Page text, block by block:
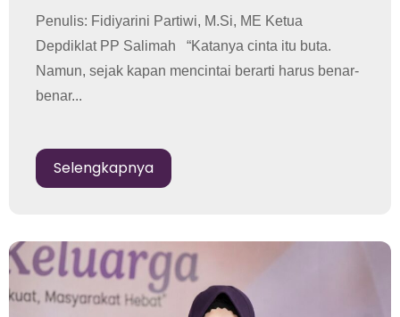
Penulis: Fidiyarini Partiwi, M.Si, ME Ketua
Depdiklat PP Salimah “Katanya cinta itu buta.
Namun, sejak kapan mencintai berarti harus benar-
benar...
Selengkapnya